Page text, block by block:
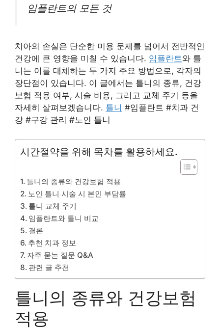
임플란트의 모든 것
치아의 손실은 단순한 미용 문제를 넘어서 전반적인
건강에 큰 영향을 미칠 수 있습니다. 임플란트와 틀
니는 이를 대체하는 두 가지 주요 방법으로, 각자의
장단점이 있습니다. 이 글에서는 틀니의 종류, 건강
보험 적용 여부, 시술 비용, 그리고 교체 주기 등을
자세히 살펴보겠습니다. 틀니 #임플란트 #치과 건
강 #구강 관리 #노인 틀니
시간절약을 위해 목차를 활용하세요.
틀니의 종류와 건강보험 적용
노인 틀니 시술 시 본인 부담률
틀니 교체 주기
임플란트와 틀니 비교
결론
추천 치과 정보
자주 묻는 질문 Q&A
관련 글 추천
틀니의 종류와 건강보험
적용